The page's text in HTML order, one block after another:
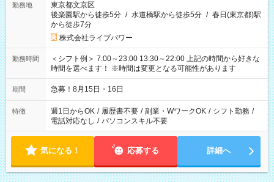
勤務地
東京都文京区
後楽園駅から徒歩5分 / 水道橋駅から徒歩5分 / 春日(東京都)駅
から徒歩7分
株式会社ライブパワー
勤務時間
＜シフト例＞ 7:00～23:00 13:30～22:00 上記の時間から好きな
時間を選べます！ ※時間は変更となる可能性があります
期間 急募！8月15日・16日
特徴 週1日からOK / 履歴書不要 / 副業・WワークOK / シフト勤務 /
電話対応なし / パソコンスキル不要
気になる！ 応募する 詳細へ